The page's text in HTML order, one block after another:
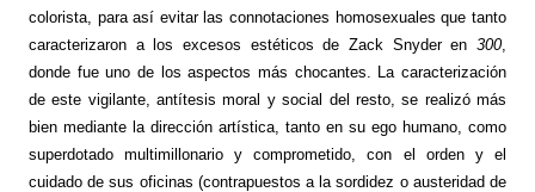
colorista, para así evitar las connotaciones homosexuales que tanto
caracterizaron a los excesos estéticos de Zack Snyder en300,
donde fue uno de los aspectos más chocantes. La caracterización
de este vigilante, antítesis moral y social del resto, se realizó más
bien mediante la dirección artística, tanto en su ego humano, como
superdotado multimillonario y comprometido, con el orden y el
cuidado de sus oficinas (contrapuestos a la sordidez o austeridad de